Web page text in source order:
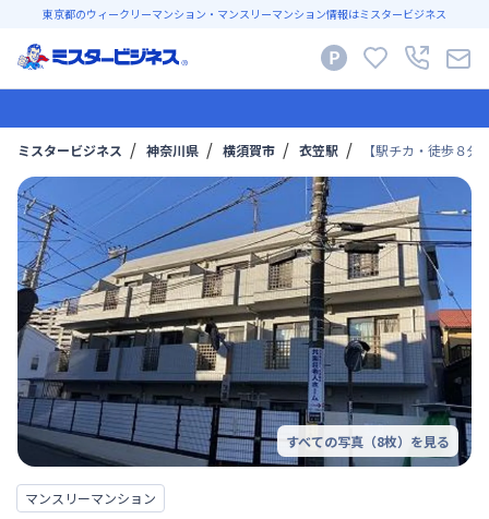
東京都のウィークリーマンション・マンスリーマンション情報はミスタービジネス
ミスタービジネス 神奈川県 横須賀市 衣笠駅 【駅チカ・徒歩８
すべての写真（8枚）を見る
マンスリーマンション